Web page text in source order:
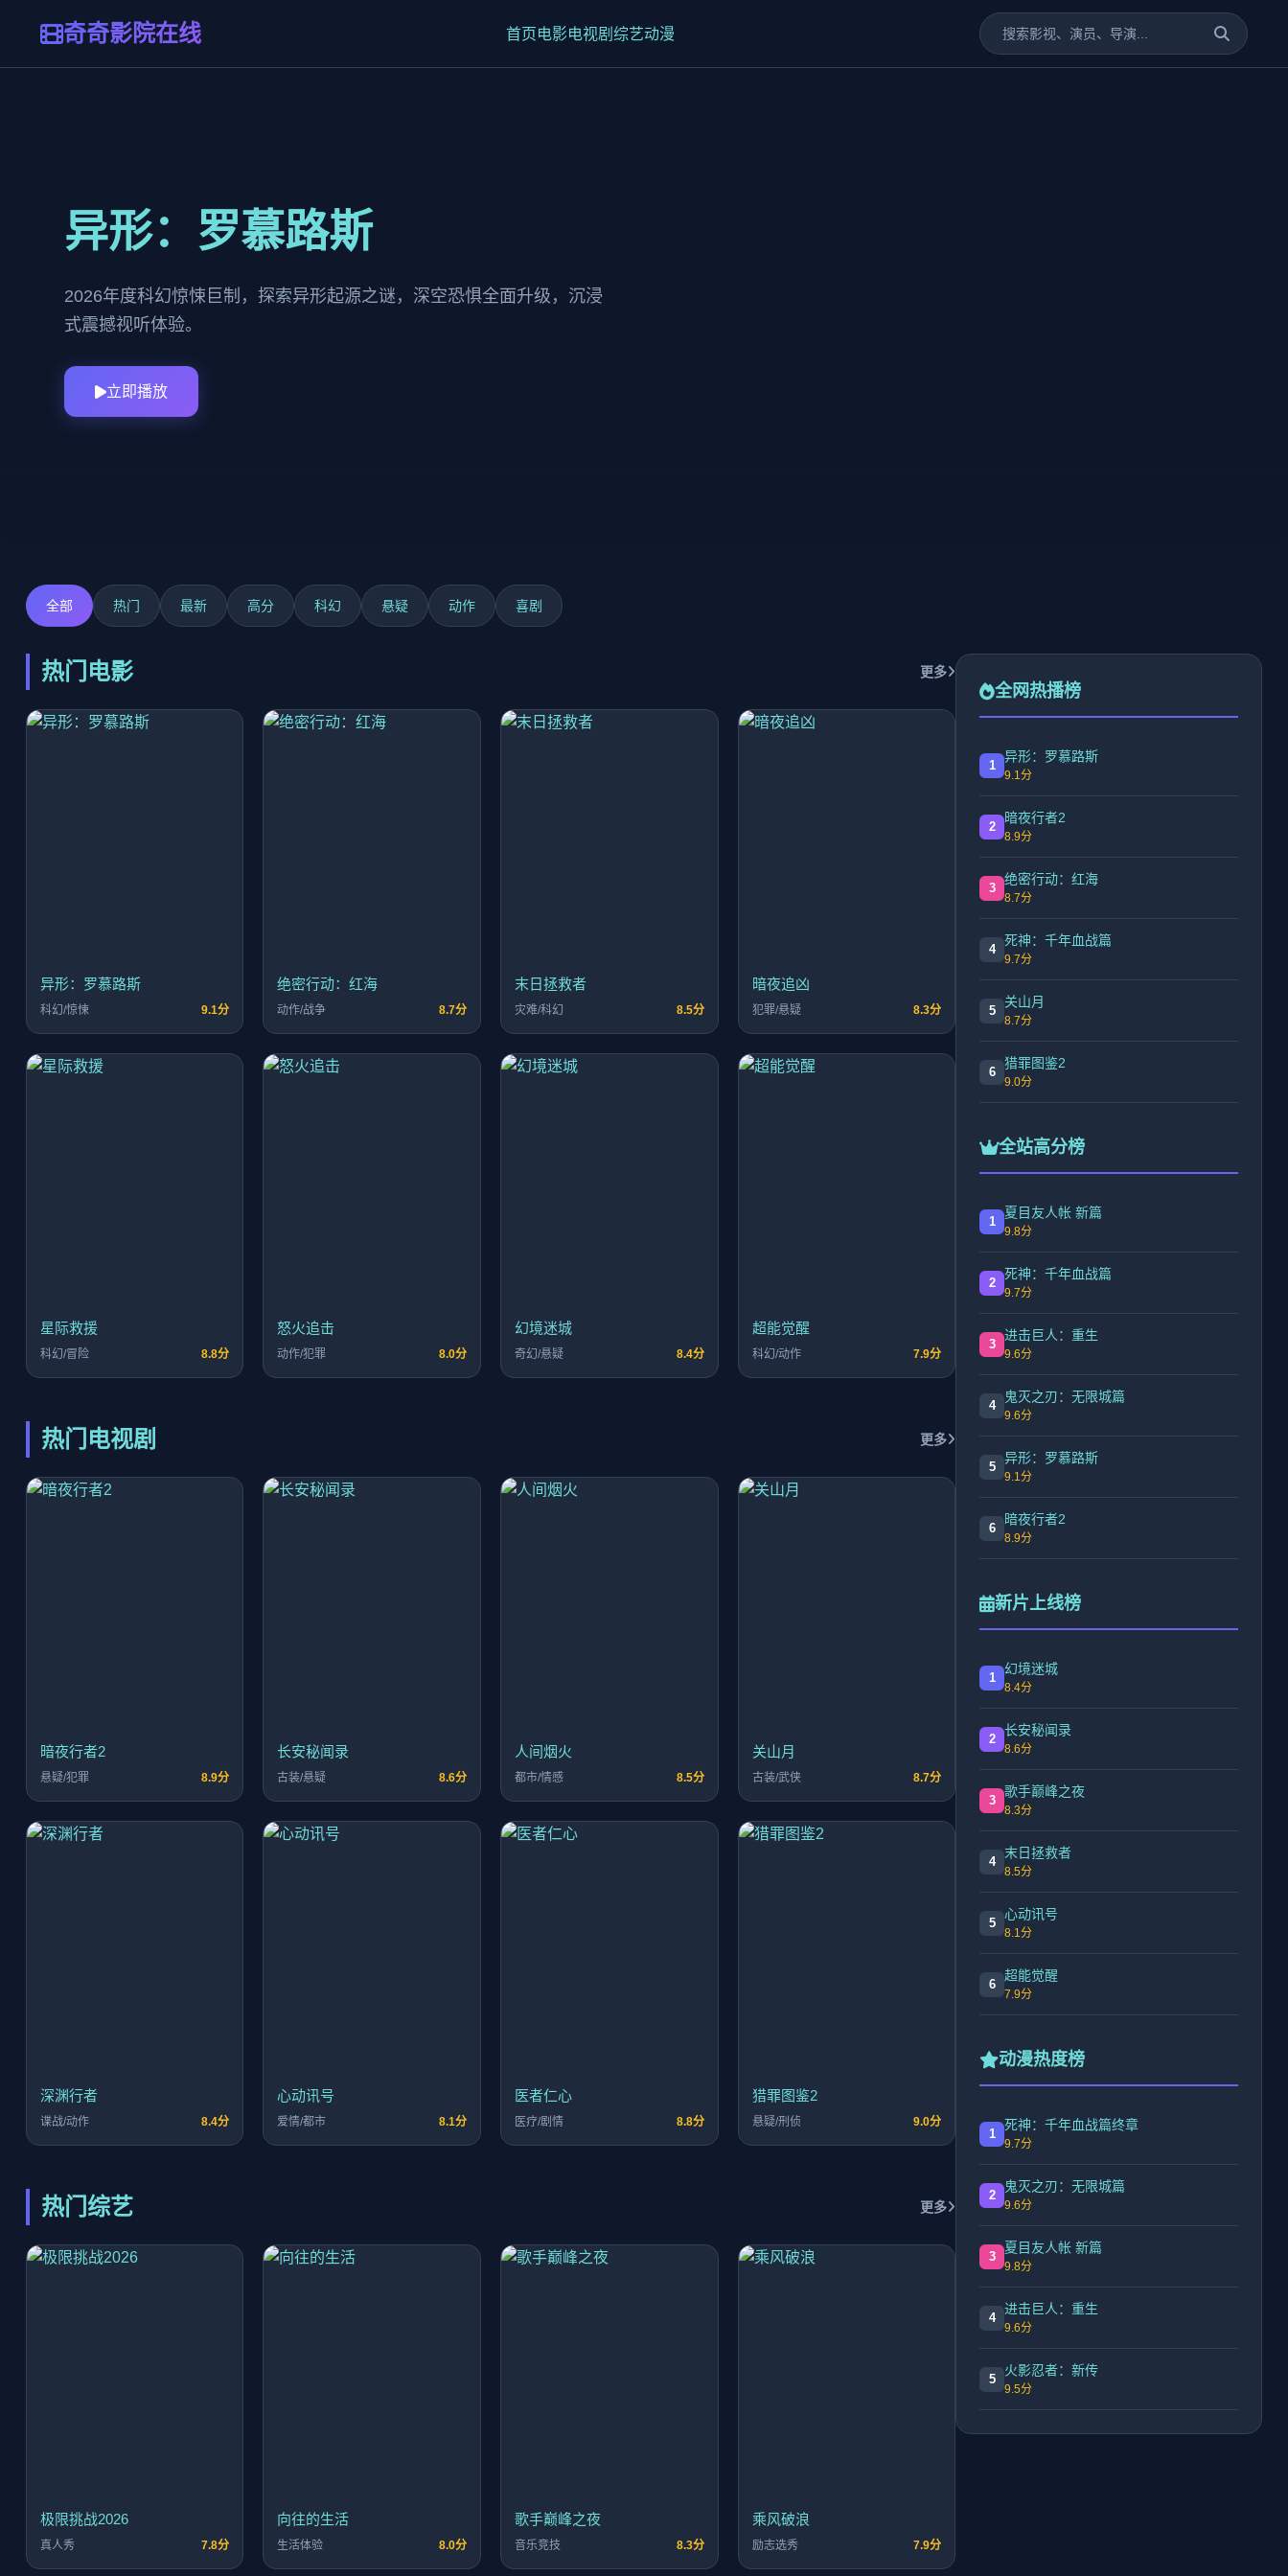
奇奇影院在线 首页 电影电视剧 综艺动漫
异形：罗慕路斯
2026年度科幻惊悚巨制，探索异形起源之谜，深空恐惧全面升级，沉浸
式震撼视听体验。
立即播放
全部 热门 最新 高分 科幻 悬疑 动作 喜剧
热门电影 更多
异形：罗慕路斯
科幻/惊悚 9.1分
绝密行动：红海
动作/战争 8.7分
末日拯救者
灾难/科幻 8.5分
暗夜追凶
犯罪/悬疑 8.3分
星际救援
科幻/冒险 8.8分
怒火追击
动作/犯罪 8.0分
幻境迷城
奇幻/悬疑 8.4分
超能觉醒
科幻/动作 7.9分
热门电视剧 更多
暗夜行者2
悬疑/犯罪 8.9分
长安秘闻录
古装/悬疑 8.6分
人间烟火
都市/情感 8.5分
关山月
古装/武侠 8.7分
深渊行者
谍战/动作 8.4分
心动讯号
爱情/都市 8.1分
医者仁心
医疗/剧情 8.8分
猎罪图鉴2
悬疑/刑侦 9.0分
热门综艺 更多
极限挑战2026
真人秀 7.8分
向往的生活
生活体验 8.0分
歌手巅峰之夜
音乐竞技 8.3分
乘风破浪
励志选秀 7.9分
全网热播榜
1
异形：罗慕路斯
9.1分
2
暗夜行者2
8.9分
3
绝密行动：红海
8.7分
4
死神：千年血战篇
9.7分
5
关山月
8.7分
6
猎罪图鉴2
9.0分
全站高分榜
1
夏目友人帐 新篇
9.8分
2
死神：千年血战篇
9.7分
3
进击巨人：重生
9.6分
4
鬼灭之刃：无限城篇
9.6分
5
异形：罗慕路斯
9.1分
6
暗夜行者2
8.9分
新片上线榜
1
幻境迷城
8.4分
2
长安秘闻录
8.6分
3
歌手巅峰之夜
8.3分
4
末日拯救者
8.5分
5
心动讯号
8.1分
6
超能觉醒
7.9分
动漫热度榜
1
死神：千年血战篇终章
9.7分
2
鬼灭之刃：无限城篇
9.6分
3
夏目友人帐 新篇
9.8分
4
进击巨人：重生
9.6分
5
火影忍者：新传
9.5分